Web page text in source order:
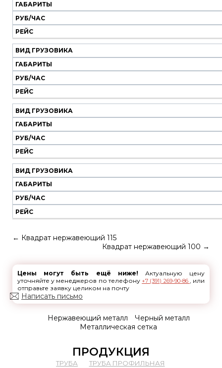
ГАБАРИТЫ
РУБ/ЧАС
РЕЙС
ВИД ГРУЗОВИКА
ГАБАРИТЫ
РУБ/ЧАС
РЕЙС
ВИД ГРУЗОВИКА
ГАБАРИТЫ
РУБ/ЧАС
РЕЙС
ВИД ГРУЗОВИКА
ГАБАРИТЫ
РУБ/ЧАС
РЕЙС
← Квадрат нержавеющий 115
Квадрат нержавеющий 100 →
Цены могут быть ещё ниже! Актуальную цену
уточняйте у менеджеров по телефону +7 (391) 269-90-86 , или
отправьте заявку целиком на почту
Написать письмо
Нержавеющий металл
Черный металл
Металлическая сетка
ПРОДУКЦИЯ
ТРУБА
ТРУБА ПРОФИЛЬНАЯ